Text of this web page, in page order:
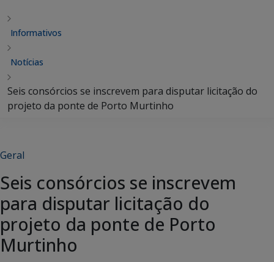
Informativos
Notícias
Seis consórcios se inscrevem para disputar licitação do
projeto da ponte de Porto Murtinho
Geral
Seis consórcios se inscrevem
para disputar licitação do
projeto da ponte de Porto
Murtinho